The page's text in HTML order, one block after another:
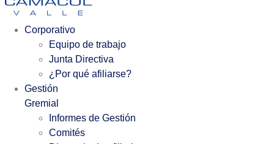
Corporativo
Equipo de trabajo
Junta Directiva
¿Por qué afiliarse?
Gestión
Gremial
Informes de Gestión
Comités